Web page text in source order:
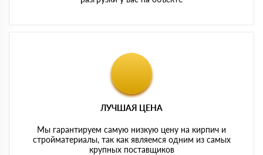
ЛУЧШАЯ ЦЕНА
Мы гарантируем самую низкую цену на кирпич и
стройматериалы, так как являемся одним из самых
крупных поставщиков